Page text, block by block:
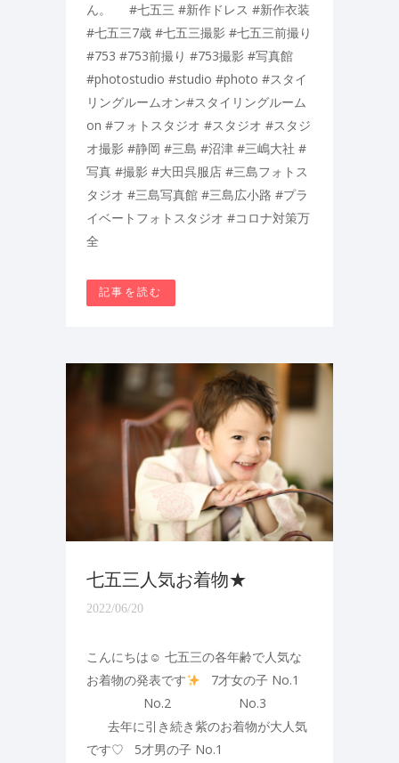
ん。 #七五三 #新作ドレス #新作衣装
#七五三7歳 #七五三撮影 #七五三前撮り
#753 #753前撮り #753撮影 #写真館
#photostudio #studio #photo #スタイ
リングルームオン#スタイリングルーム
on #フォトスタジオ #スタジオ #スタジ
オ撮影 #静岡 #三島 #沼津 #三嶋大社 #
写真 #撮影 #大田呉服店 #三島フォトス
タジオ #三島写真館 #三島広小路 #プラ
イベートフォトスタジオ #コロナ対策万
全
記事を読む
七五三人気お着物★
2022/06/20
こんにちは☺ 七五三の各年齢で人気な
お着物の発表です
7才女の子 No.1
No.2 No.3
去年に引き続き紫のお着物が大人気
です♡ 5才男の子 No.1